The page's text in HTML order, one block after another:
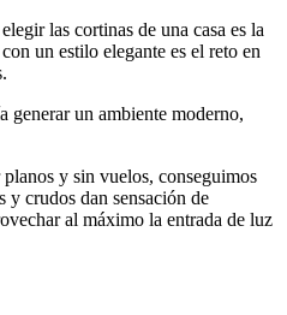
las cortinas de una casa es la
un estilo elegante es el reto en
generar un ambiente moderno,
y sin vuelos, conseguimos
y crudos dan sensación de
al máximo la entrada de luz